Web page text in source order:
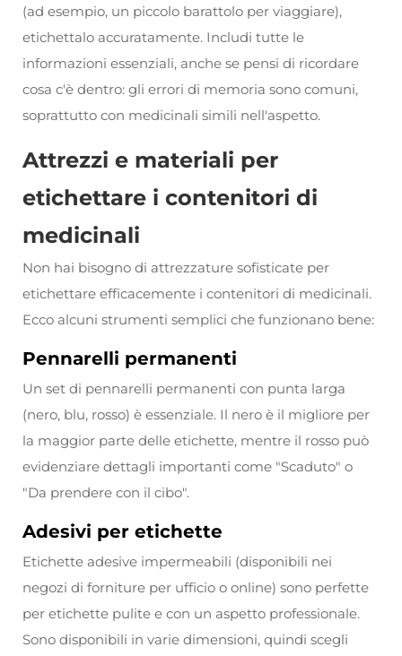
(ad esempio, un piccolo barattolo per viaggiare),
etichettalo accuratamente. Includi tutte le
informazioni essenziali, anche se pensi di ricordare
cosa c'è dentro: gli errori di memoria sono comuni,
soprattutto con medicinali simili nell'aspetto.
Attrezzi e materiali per
etichettare i contenitori di
medicinali
Non hai bisogno di attrezzature sofisticate per
etichettare efficacemente i contenitori di medicinali.
Ecco alcuni strumenti semplici che funzionano bene:
Pennarelli permanenti
Un set di pennarelli permanenti con punta larga
(nero, blu, rosso) è essenziale. Il nero è il migliore per
la maggior parte delle etichette, mentre il rosso può
evidenziare dettagli importanti come "Scaduto" o
"Da prendere con il cibo".
Adesivi per etichette
Etichette adesive impermeabili (disponibili nei
negozi di forniture per ufficio o online) sono perfette
per etichette pulite e con un aspetto professionale.
Sono disponibili in varie dimensioni, quindi scegli